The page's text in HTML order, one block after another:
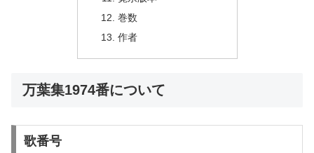
巻数
作者
万葉集1974番について
歌番号